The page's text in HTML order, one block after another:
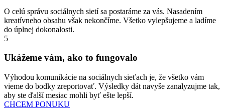
O celú správu sociálnych sietí sa postaráme za vás. Nasadením
kreatívneho obsahu však nekončíme. Všetko vylepšujeme a ladíme
do úplnej dokonalosti.
5
Ukážeme vám, ako to fungovalo
Výhodou komunikácie na sociálnych sieťach je, že všetko vám
vieme do bodky zreportovať. Výsledky dát navyše zanalyzujme tak,
aby ste ďalší mesiac mohli byť ešte lepší.
CHCEM PONUKU